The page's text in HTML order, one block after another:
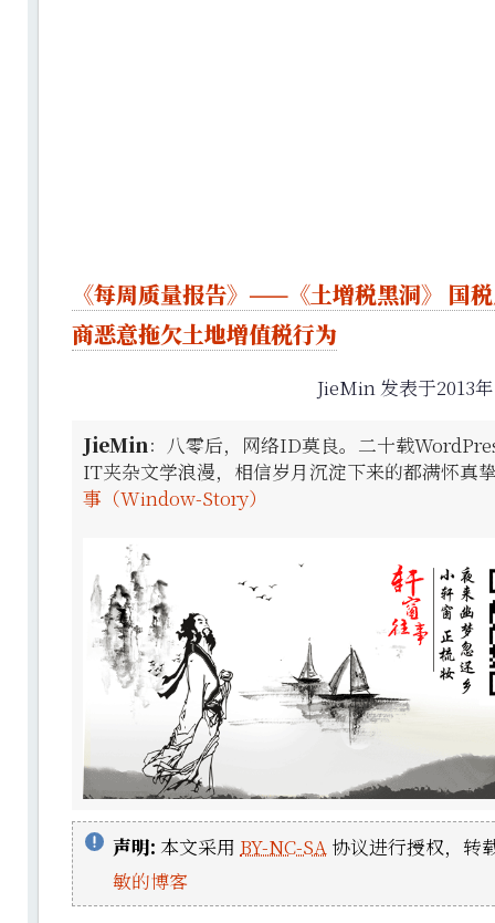
《每周质量报告》——《土增税黑洞》 国
商恶意拖欠土地增值税行为
JieMin 发表于2013
JieMin：八零后，网络ID莫良。二十载
IT夹杂文学浪漫，相信岁月沉淀下来的都满怀真
事（Window-Story）
声明: 本文采用 BY-NC-SA 协议进行授权，转
敏的博客